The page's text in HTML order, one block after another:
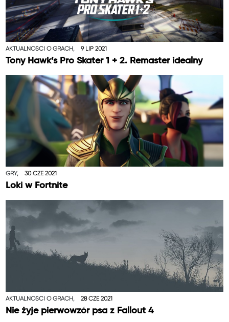
AKTUALNOŚCI O GRACH, 9 LIP 2021
Tony Hawk’s Pro Skater 1 + 2. Remaster idealny
GRY, 30 CZE 2021
Loki w Fortnite
AKTUALNOŚCI O GRACH, 28 CZE 2021
Nie żyje pierwowzór psa z Fallout 4